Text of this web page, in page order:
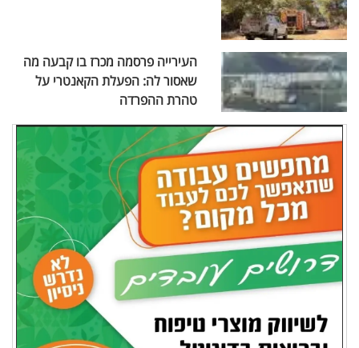
העירייה פרסמה מכרז בו קבעה מה
שאסור לה: הפעלת הקאנטרי על
טהרת ההפרדה